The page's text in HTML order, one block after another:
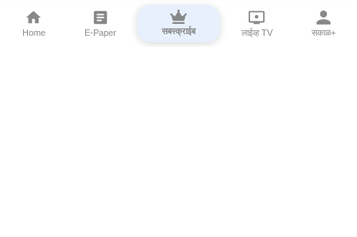
Home E-Paper सबस्क्राईब लाईव्ह TV सकाळ+